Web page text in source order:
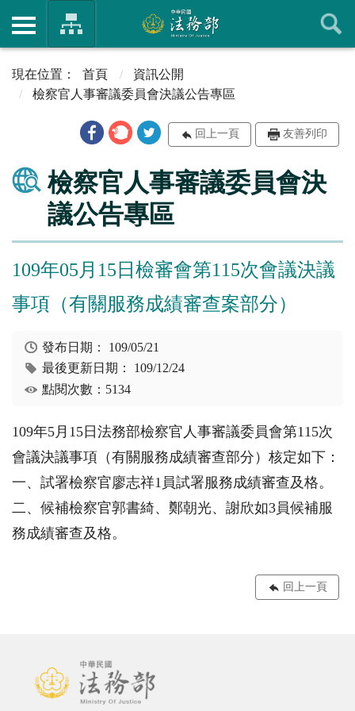
首頁
資訊公開
檢察官人事審議委員會決議公告專區
回上一頁 友善列印
檢察官人事審議委員會決
議公告專區
109年05月15日檢審會第115次會議決議
事項（有關服務成績審查案部分）
發布日期： 109/05/21
最後更新日期： 109/12/24
點閱次數：5134
109年5月15日法務部檢察官人事審議委員會第115次
會議決議事項（有關服務成績審查部分）核定如下：
一、試署檢察官廖志祥1員試署服務成績審查及格。
二、候補檢察官郭書綺、鄭朝光、謝欣如3員候補服
務成績審查及格。
回上一頁